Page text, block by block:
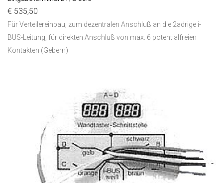
€ 535,50
Für Verteilereinbau, zum dezentralen Anschluß an die 2adrige i-
BUS-Leitung, für direkten Anschluß von max. 6 potentialfreien
Kontakten (Gebern)